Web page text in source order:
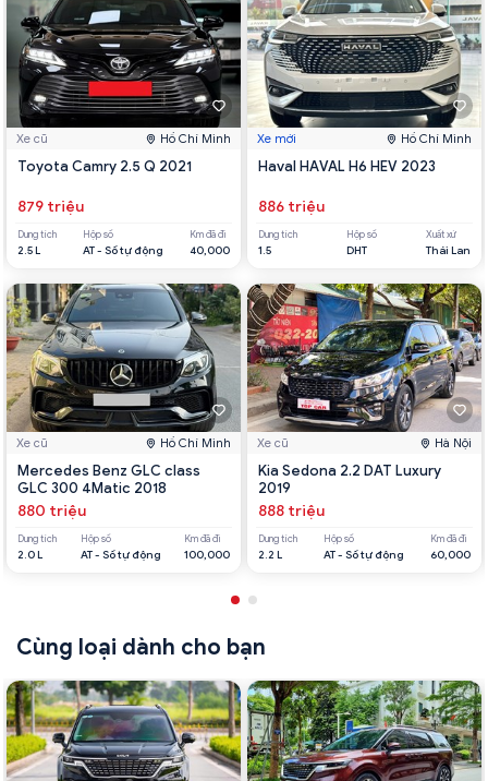
Xe cũ Hồ Chí Minh
Toyota Camry 2.5 Q 2021
879 triệu
Dung tích
2.5 L
Hộp số
AT - Số tự động
Km đã đi
40,000
Xe cũ Hồ Chí Minh
Mercedes Benz GLC class
GLC 300 4Matic 2018
880 triệu
Dung tích
2.0 L
Hộp số
AT - Số tự động
Km đã đi
100,000
Xe mới Hồ Chí Minh
Haval HAVAL H6 HEV 2023
886 triệu
Dung tích
1.5
Hộp số
DHT
Xuất xứ
Thái Lan
Xe cũ Hà Nội
Kia Sedona 2.2 DAT Luxury
2019
888 triệu
Dung tích
2.2 L
Hộp số
AT - Số tự động
Km đã đi
60,000
Cùng loại dành cho bạn